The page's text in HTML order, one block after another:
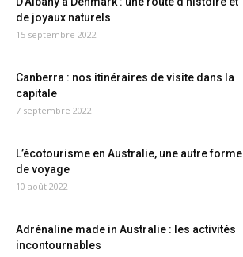
de joyaux naturels
15 septembre 2022
Canberra : nos itinéraires de visite dans la
capitale
7 septembre 2022
L’écotourisme en Australie, une autre forme
de voyage
10 août 2022
Adrénaline made in Australie : les activités
incontournables